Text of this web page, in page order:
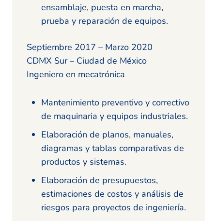
ensamblaje, puesta en marcha,
prueba y reparación de equipos.
Septiembre 2017 – Marzo 2020
CDMX Sur – Ciudad de México
Ingeniero en mecatrónica
Mantenimiento preventivo y correctivo
de maquinaria y equipos industriales.
Elaboración de planos, manuales,
diagramas y tablas comparativas de
productos y sistemas.
Elaboración de presupuestos,
estimaciones de costos y análisis de
riesgos para proyectos de ingeniería.